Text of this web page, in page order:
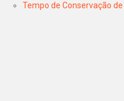
Tempo de Conservação